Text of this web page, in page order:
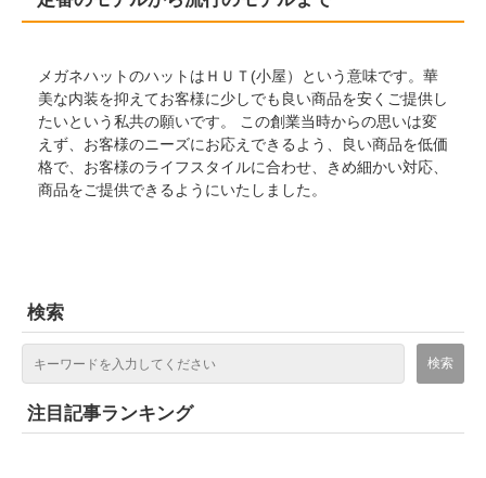
メガネハットのハットはＨＵＴ(小屋）という意味です。華
美な内装を抑えてお客様に少しでも良い商品を安くご提供し
たいという私共の願いです。 この創業当時からの思いは変
えず、お客様のニーズにお応えできるよう、良い商品を低価
格で、お客様のライフスタイルに合わせ、きめ細かい対応、
商品をご提供できるようにいたしました。
検索
注目記事ランキング